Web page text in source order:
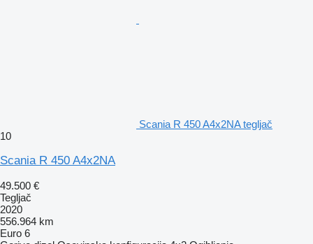
Scania R 450 A4x2NA tegljač
10
Scania R 450 A4x2NA
49.500 €
Tegljač
2020
556.964 km
Euro 6